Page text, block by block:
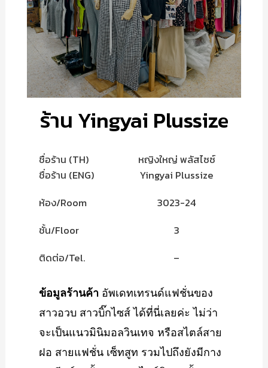
ร้าน Yingyai Plussize
ชื่อร้าน (TH)
ชื่อร้าน (ENG)
ห้อง/Room
ชั้น/Floor
ติดต่อ/Tel.
หญิงใหญ่ พลัสไซซ์
Yingyai Plussize
3023-24
3
–
ข้อมูลร้านค้า อัพเดทเทรนด์แฟชั่นของ
สาวอวบ สาวบิ๊กไซส์ ได้ที่นี่เลยค่ะ ไม่ว่า
จะเป็นแนวมินิมอลวินเทจ หรือสไตล์สาย
ฝอ สายแฟชั่น เซ็ทสูท รวมไปถึงยังมีกาง